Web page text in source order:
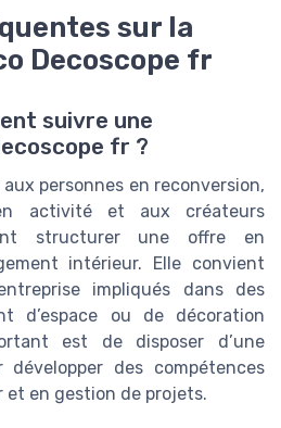
sur la
Decoscope fr
suivre une
fr ?
personnes en reconversion,
activité et aux créateurs
structurer une offre en
intérieur. Elle convient
impliqués dans des
d’espace ou de décoration
est de disposer d’une
des compétences
et en gestion de projets.